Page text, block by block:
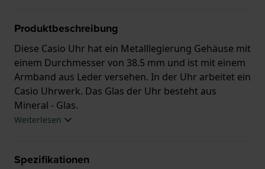
Produktbeschreibung
Diese Casio Uhr hat ein Metalllegierung Gehäuse mit
einem Durchmesser von 38.5 mm und ist mit einem
Armband aus Leder versehen. In der Uhr arbeitet ein
Casio Uhrwerk. Das Glas der Uhr besteht aus
Mineral - Glas.
mit 2 Jahre Garantie geliefert.
Weiterlesen
Spezifikationen